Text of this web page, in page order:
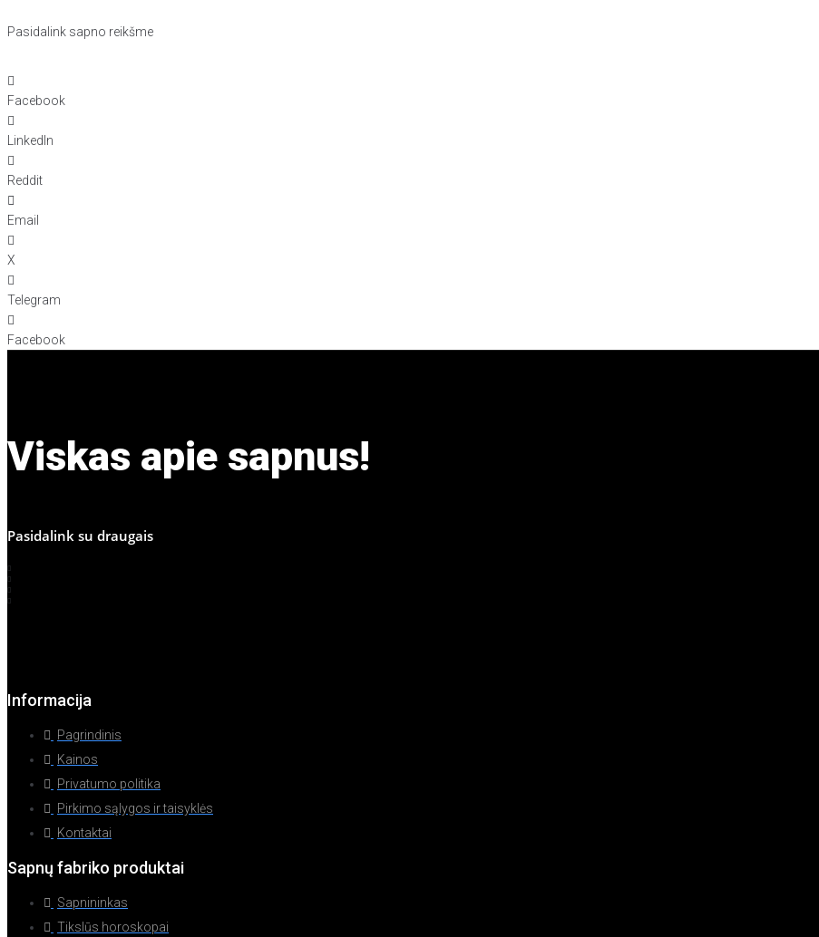
Pasidalink sapno reikšme
Facebook
LinkedIn
Reddit
Email
X
Telegram
Facebook
Viskas apie sapnus!
Pasidalink su draugais
Informacija
Pagrindinis
Kainos
Privatumo politika
Pirkimo sąlygos ir taisyklės
Kontaktai
Sapnų fabriko produktai
Sapnininkas
Tikslūs horoskopai